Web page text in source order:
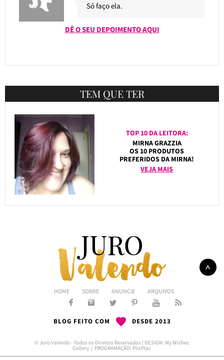
Só faço ela.
DÊ O SEU DEPOIMENTO AQUI
TEM QUE TER
TOP 10 DA LEITORA:
MIRNA GRAZZIA
OS 10 PRODUTOS
PREFERIDOS DA MIRNA!
VEJA MAIS
HOME SOBRE ANUNCIE ARQUIVOS
BLOG FEITO COM DESDE 2013
© Juro Valendo - Todos os Direitos Reservados | DESIGN: My Wishes
Gallery | PROGRAMAÇÃO: PlicPlac